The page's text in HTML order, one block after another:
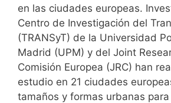
en las ciudades europeas.
Centro de Investigación del
(TRANSyT) de la Universidad
Madrid (UPM) y del Joint
Comisión Europea (JRC) han
estudio en 21 ciudades
tamaños y formas urbanas